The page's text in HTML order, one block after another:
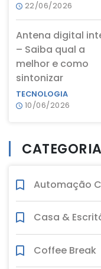
22/06/2026
Antena digital
– Saiba qual a
melhor e como
sintonizar
TECNOLOGIA
10/06/2026
Automação
Casa &
Coffee Break